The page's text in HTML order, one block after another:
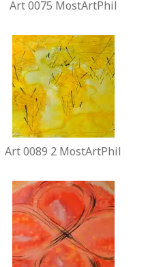
Art 0075 MostArtPhil
Art 0089 2 MostArtPhil